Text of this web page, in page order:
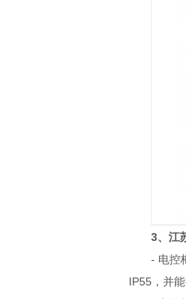
3、江
- 电控柜
IP55，并